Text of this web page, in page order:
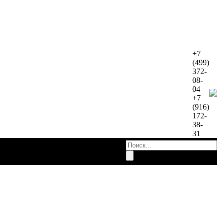
+7
(499)
372-
08-
04
+7
(916)
172-
38-
31